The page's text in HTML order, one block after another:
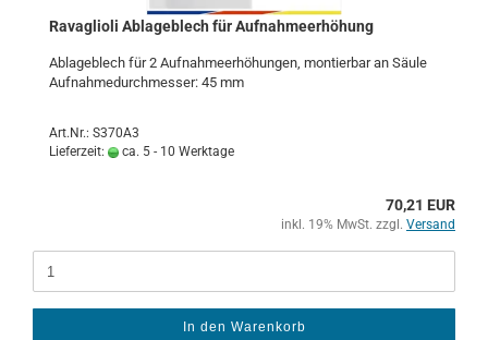
Ra­vaglio­li Ab­la­ge­blech für Auf­nah­me­er­hö­hung
Ab­la­ge­blech für 2 Auf­nah­me­er­hö­hun­gen, mon­tier­bar an Säule
Auf­nah­me­durch­mes­ser: 45 mm
Art.Nr.: S370A3
Lieferzeit:
ca. 5 - 10 Werktage
70,21 EUR
inkl. 19% MwSt. zzgl. Versand
In den Warenkorb